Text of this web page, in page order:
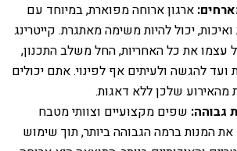
ארגון ארוחה מפוארת, במיוחד עם
יכול להיות משימה מאתגרת. קייטרינג
עצמו את כל האחריות, החל משלב התכנון,
ועד להגשה ולעיתים אף לפינוי. אתם יכולים
מהאירוע שלכן ללא דאגות.
גבוהה: שפים מקצועיים וצוותי מטבח
את המנות ברמה הגבוהה ביותר, תוך שימוש